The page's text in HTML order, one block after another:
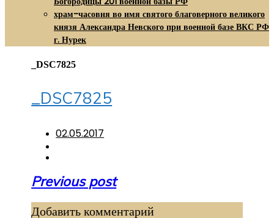
храм-часовня во имя святого благоверного великого
князя Александра Невского при военной базе ВКС РФ
г. Нурек
_DSC7825
_DSC7825
02.05.2017
Навигация
записям
Previous post
Добавить комментарий